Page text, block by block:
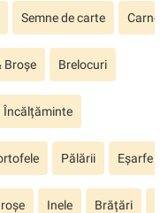
Semne de carte
Broșe Brelocuri
Încălțăminte
Pălării Eșarfe
Inele Brățări